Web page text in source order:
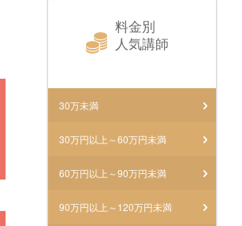
料金別
人気講師
30万未満
30万円以上～60万円未満
60万円以上～90万円未満
90万円以上～120万円未満